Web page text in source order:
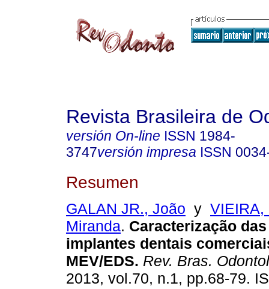
Revista Brasileira de
versión On-line ISSN 1984-
3747versión impresa ISSN
Resumen
GALAN JR., João y VIEIRA,
Miranda. Caracterização
implantes dentais
MEV/EDS. Rev. Bras.
2013, vol.70, n.1, pp.68-79.